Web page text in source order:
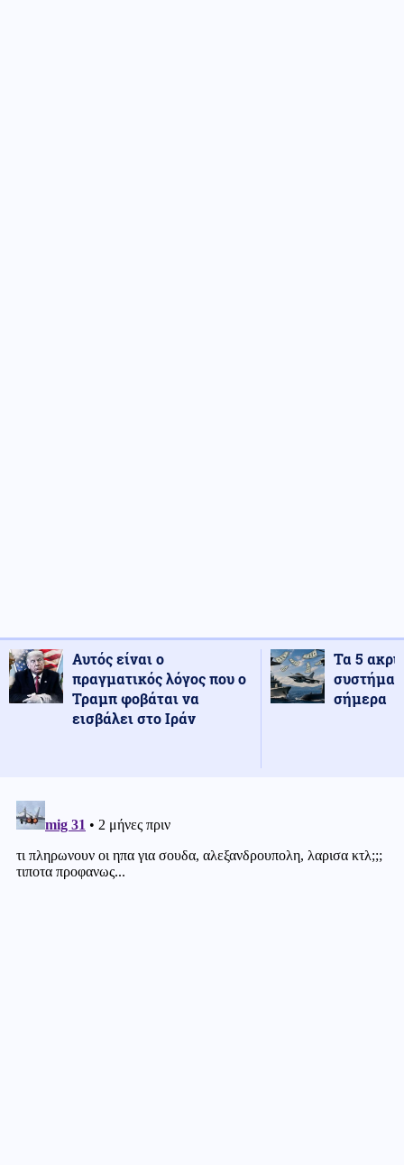
Αυτός είναι ο
πραγματικός λόγος που ο
Τραμπ φοβάται να
εισβάλει στο Ιράν
Τα 5
σήμερα